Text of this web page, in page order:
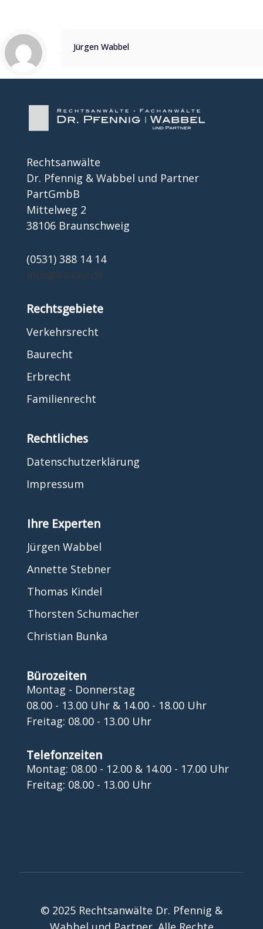
Jürgen Wabbel
Rechtsanwälte
Dr. Pfennig & Wabbel und Partner
PartGmbB
Mittelweg 2
38106 Braunschweig
(0531) 388 14 14
info@bs-law.de
Rechtsgebiete
Verkehrsrecht
Baurecht
Erbrecht
Familienrecht
Rechtliches
Datenschutzerklärung
Impressum
Ihre Experten
Jürgen Wabbel
Annette Stebner
Thomas Kindel
Thorsten Schumacher
Christian Bunka
Bürozeiten
Montag - Donnerstag
08.00 - 13.00 Uhr & 14.00 - 18.00 Uhr
Freitag: 08.00 - 13.00 Uhr
Telefonzeiten
Montag: 08.00 - 12.00 & 14.00 - 17.00 Uhr
Freitag: 08.00 - 13.00 Uhr
© 2025 Rechtsanwälte Dr. Pfennig &